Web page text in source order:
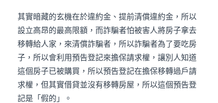
其實暗藏的玄機在於違約金、提前清償違約金，所以
設立高昂的最高限額，而詐騙者怕被害人將房子拿去
移轉給人家，來清償詐騙者，所以詐騙者為了要吃房
子，所以會利用預告登記來擔保請求權，讓別人知道
這個房子已被購買，所以預告登記在擔保移轉過戶請
求權，但其實借貸並沒有移轉房屋，所以這個預告登
記是「假的」。